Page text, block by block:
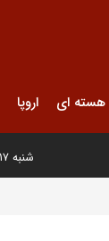
هسته ای اروپا
شنبه ۱۷ مرداد ۱۴۰۵